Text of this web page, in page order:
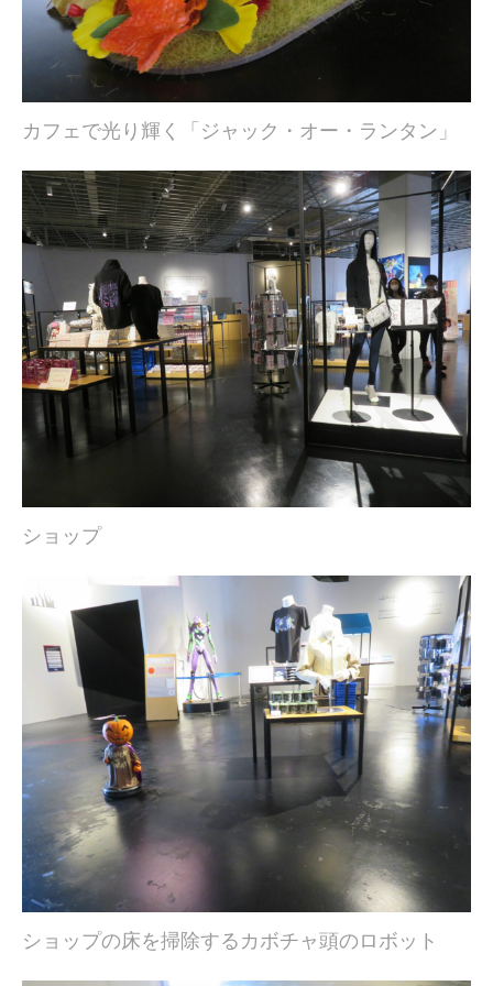
カフェで光り輝く「ジャック・オー・ランタン」
ショップ
ショップの床を掃除するカボチャ頭のロボット